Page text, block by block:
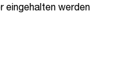
eingehalten werden